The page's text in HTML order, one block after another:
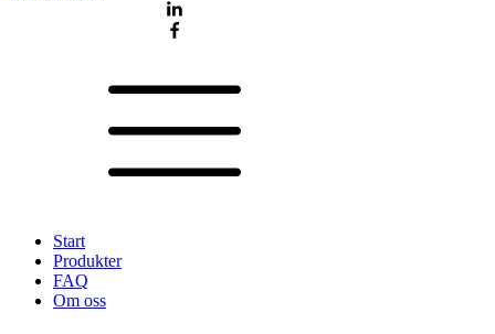
Start
Produkter
FAQ
Om oss